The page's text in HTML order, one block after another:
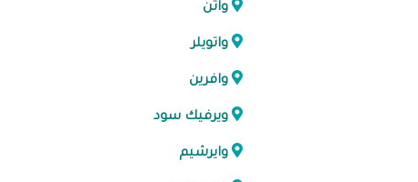
واتن
واتويلر
وافرين
ويرفيك سود
وايرشيم